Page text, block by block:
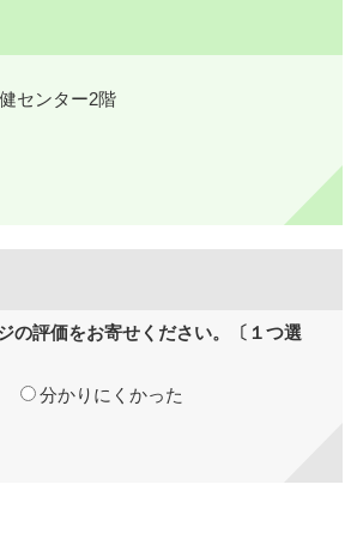
センター2階
の評価をお寄せください。〔１つ選
分かりにくかった